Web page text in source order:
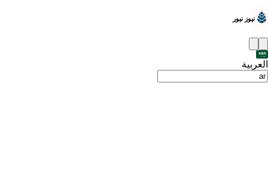
نيوز نيور
العربية